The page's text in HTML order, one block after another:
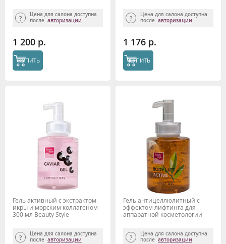
Цена для салона доступна
после авторизации
1 200 р.
КУПИТЬ
Цена для салона доступна
после авторизации
1 176 р.
КУПИТЬ
Гель активный с экстрактом
икры и морским коллагеном
300 мл Beauty Style
Цена для салона доступна
после авторизации
Гель антицеллюлитный с
эффектом лифтинга для
аппаратной косметологии
Цена для салона доступна
после авторизации